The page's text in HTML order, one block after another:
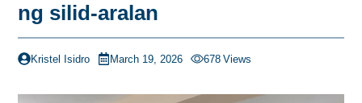
ng silid-aralan
Kristel Isidro March 19, 2026 678 Views